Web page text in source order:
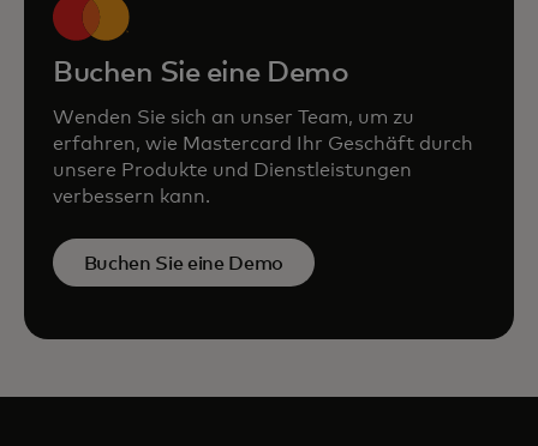
Buchen Sie eine Demo
Wenden Sie sich an unser Team, um zu
erfahren, wie Mastercard Ihr Geschäft durch
unsere Produkte und Dienstleistungen
verbessern kann.
Buchen Sie eine Demo